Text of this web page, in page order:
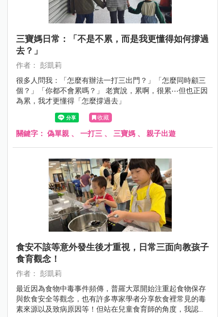
三寶媽日常：「不是不累，而是我更懂得如何撐過
去？」
作者： 彭凱莉
很多人問我：「怎麼有辦法一打三出門？」「怎麼同時顧三
個？」「你都不會累嗎？」 老實說，累啊，很累⋯但也正因
為累，我才更懂得「怎麼撐過去」
收藏
關鍵字： 偽單親 、 一打三 、 三寶媽 、 親子出遊
食安不該等意外發生後才重視，日常三面向教孩子
食育觀念！
作者： 彭凱莉
最近因為食物中毒事件頻傳，普羅大眾開始注重起食物保存
與飲食安全等觀念，也有許多專家學者分享飲食裡常見的毒
素來源以及致病原因等！但站在兒童食育師的角度，我認為